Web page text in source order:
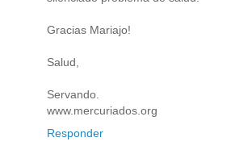
Gracias Mariajo!
Salud,
Servando.
www.mercuriados.org
Responder